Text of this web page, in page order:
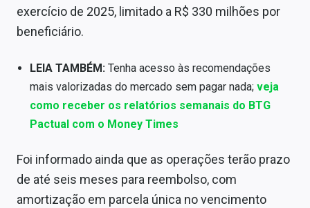
exercício de 2025, limitado a R$ 330 milhões por
beneficiário.
LEIA TAMBÉM:Tenha acesso às recomendações
mais valorizadas do mercado sem pagar nada;veja
como receber os relatórios semanais do BTG
Pactual com o Money Times
Foi informado ainda que as operações terão prazo
de até seis meses para reembolso, com
amortização em parcela única no vencimento